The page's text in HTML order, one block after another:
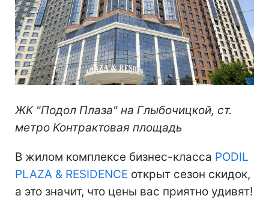
ЖК "Подол Плаза" на Глыбочицкой, ст.
метро Контрактовая площадь
В жилом комплексе бизнес-класса PODIL
PLAZA & RESIDENCE открыт сезон скидок,
а это значит, что цены вас приятно удивят!